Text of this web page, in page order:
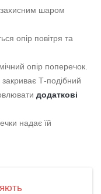
захисним шаром
опір повітря та
опір поперечок.
Т-подібний
додаткові
надає їй